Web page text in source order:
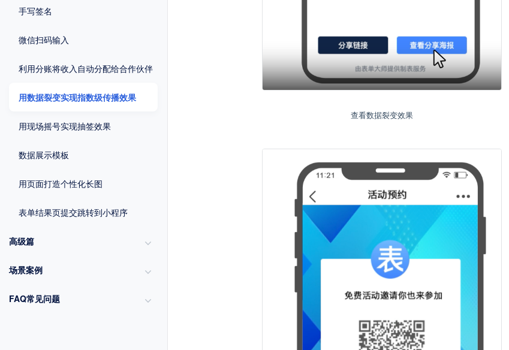
手写签名
微信扫码输入
利用分账将收入自动分配给合作伙伴
用数据裂变实现指数级传播效果
用现场摇号实现抽签效果
数据展示模板
用页面打造个性化长图
表单结果页提交跳转到小程序
高级篇
场景案例
FAQ常见问题
查看数据裂变效果